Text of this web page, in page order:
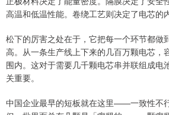
高温和低温性能。卷绕工艺则决定了电芯的
松下的厉害之处在于，它把每一个环节都做
高。从一条生产线上下来的几百万颗电芯，
围内。这对于需要几千颗电芯串并联组成电
关重要。
中国企业最早的短板就在这里——一致性不